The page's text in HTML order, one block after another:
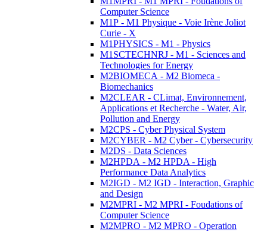
Computer Science
M1P - M1 Physique - Voie Irène Joliot
Curie - X
M1PHYSICS - M1 - Physics
M1SCTECHNRJ - M1 - Sciences and
Technologies for Energy
M2BIOMECA - M2 Biomeca -
Biomechanics
M2CLEAR - CLimat, Environnement,
Applications et Recherche - Water, Air,
Pollution and Energy
M2CPS - Cyber Physical System
M2CYBER - M2 Cyber - Cybersecurity
M2DS - Data Sciences
M2HPDA - M2 HPDA - High
Performance Data Analytics
M2IGD - M2 IGD - Interaction, Graphic
and Design
M2MPRI - M2 MPRI - Foudations of
Computer Science
M2MPRO - M2 MPRO - Operation